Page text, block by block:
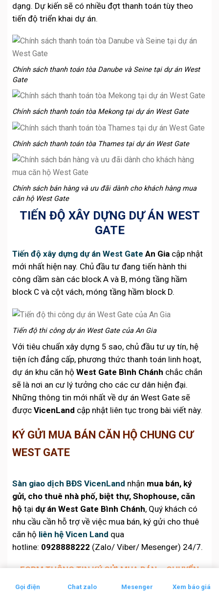
dạng. Dự kiến sẽ có nhiều đợt thanh toán tùy theo
tiến độ triển khai dự án.
Chính sách thanh toán tòa Danube và Seine tại dự án West
Gate
Chính sách thanh toán tòa Mekong tại dự án West Gate
Chính sách thanh toán tòa Thames tại dự án West Gate
Chính sách bán hàng và ưu đãi dành cho khách hàng mua
căn hộ West Gate
TIẾN ĐỘ XÂY DỰNG DỰ ÁN WEST
GATE
Tiến độ xây dựng dự án West Gate An Gia cập nhật
mới nhất hiện nay. Chủ đầu tư đang tiến hành thi
công dầm sàn các block A và B, móng tầng hầm
block C và cột vách, móng tầng hầm block D.
Tiến độ thi công dự án West Gate của An Gia
Với tiêu chuẩn xây dựng 5 sao, chủ đầu tư uy tín, hệ
tiện ích đẳng cấp, phương thức thanh toán linh hoạt,
dự án khu căn hộ West Gate Bình Chánh chắc chắn
sẽ là nơi an cư lý tưởng cho các cư dân hiện đại.
Những thông tin mới nhất về dự án West Gate sẽ
được VicenLand cập nhật liên tục trong bài viết này.
KÝ GỬI MUA BÁN CĂN HỘ CHUNG CƯ
WEST GATE
Sàn giao dịch BĐS VicenLand nhận mua bán, ký
gửi, cho thuê nhà phố, biệt thự, Shophouse, căn
hộ tại dự án West Gate Bình Chánh, Quý khách có
nhu cầu cần hỗ trợ về việc mua bán, ký gửi cho thuê
căn hộ liên hệ Vicen Land qua
hotline: 0928888222 (Zalo/ Viber/ Mesenger) 24/7.
FORM THÔNG TIN KÝ GỬI MUA BÁN – CHUYỂN
NHƯỢNG – CHO THUÊ
Gọi điện Chat zalo Mesenger Xem báo giá